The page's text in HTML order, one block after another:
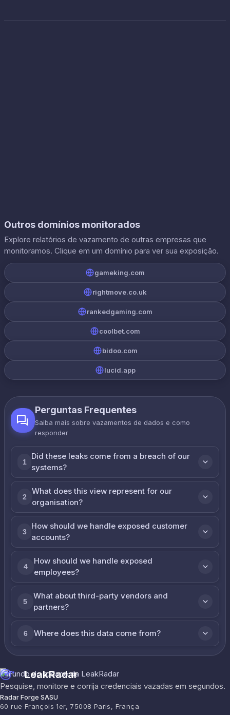
Outros domínios monitorados
Explore relatórios de vazamento de outras empresas que
monitoramos. Clique em um domínio para ver sua exposição.
gameking.com
rightmove.co.uk
rankedgaming.com
coolbet.com
bidoo.com
lucid.app
Perguntas Frequentes
Saiba mais sobre vazamentos de dados e como
responder
1
Did these leaks come from a breach of our
systems?
2
What does this view represent for our
organisation?
3
How should we handle exposed customer
accounts?
4
How should we handle exposed
employees?
5
What about third-party vendors and
partners?
6 Where does this data come from?
LeakRadar
Pesquise, monitore e corrija credenciais vazadas em segundos.
Radar Forge SASU
60 rue François 1er, 75008 Paris, França